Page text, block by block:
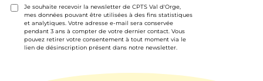
(Nécessaire)
Je souhaite recevoir la newsletter de CPTS Val d'Orge,
mes données pouvant être utilisées à des fins statistiques
et analytiques. Votre adresse e-mail sera conservée
pendant 3 ans à compter de votre dernier contact. Vous
pouvez retirer votre consentement à tout moment via le
lien de désinscription présent dans notre newsletter.